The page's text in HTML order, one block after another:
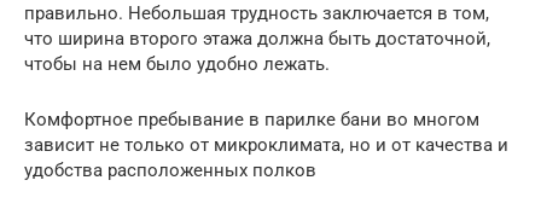
правильно. Небольшая трудность заключается в том,
что ширина второго этажа должна быть достаточной,
чтобы на нем было удобно лежать.
Комфортное пребывание в парилке бани во многом
зависит не только от микроклимата, но и от качества и
удобства расположенных полков